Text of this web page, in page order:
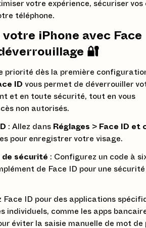
votre expérience, sécuriser vos
téléphone.
votre iPhone avec Face
🔐
priorité dès la première
ID vous permet de déverrouiller
et en toute sécurité, tout en vous
non autorisés.
: Allez dans Réglages > Face ID et
pour enregistrer votre visage.
de sécurité : Configurez un code à
de Face ID pour une sécurité
Face ID pour des applications
individuels, comme les apps
éviter la saisie manuelle de mot de